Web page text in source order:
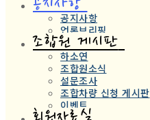
공지사항
공지사항
언론브리핑
조합원 게시판
하소연
조합원소식
설문조사
조합차량 신청 게시판
이벤트